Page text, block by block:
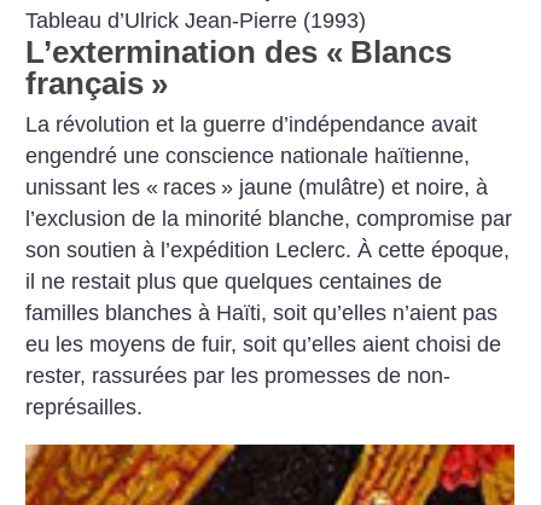
Tableau d’Ulrick Jean-Pierre (1993)
L’extermination des « Blancs
français »
La révolution et la guerre d’indépendance avait
engendré une conscience nationale haïtienne,
unissant les « races » jaune (mulâtre) et noire, à
l’exclusion de la minorité blanche, compromise par
son soutien à l’expédition Leclerc. À cette époque,
il ne restait plus que quelques centaines de
familles blanches à Haïti, soit qu’elles n’aient pas
eu les moyens de fuir, soit qu’elles aient choisi de
rester, rassurées par les promesses de non-
représailles.